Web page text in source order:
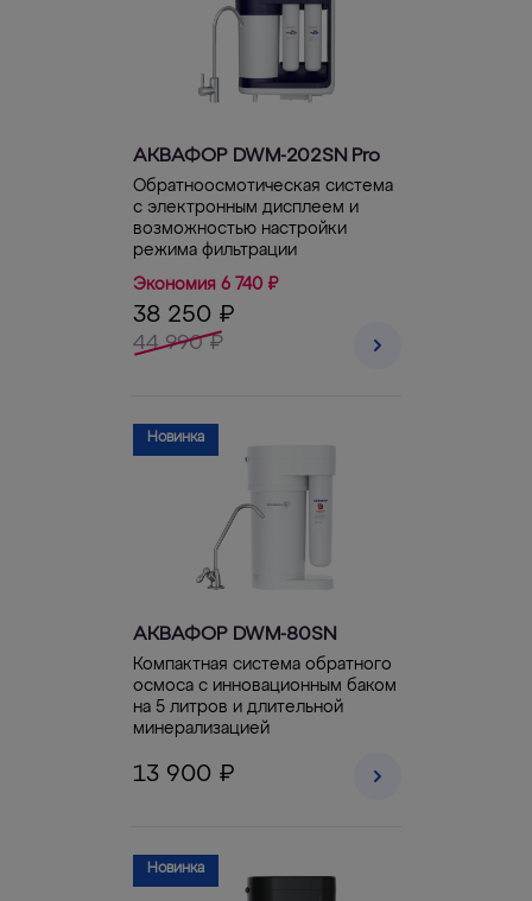
АКВАФОР DWM-202SN Pro
Обратноосмотическая система
с электронным дисплеем и
возможностью настройки
режима фильтрации
Экономия 6 740 ₽
38 250 ₽
44 990 ₽
Новинка
АКВАФОР DWM-80SN
Компактная система обратного
осмоса с инновационным баком
на 5 литров и длительной
минерализацией
13 900 ₽
Новинка